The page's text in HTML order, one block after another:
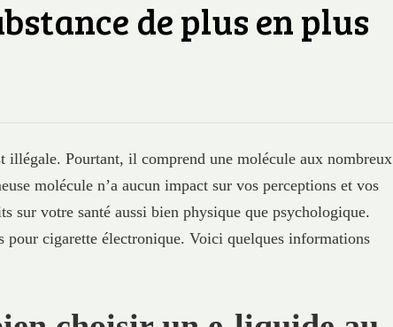
de plus en plus
illégale. Pourtant, il comprend une molécule aux nombreux
molécule n’a aucun impact sur vos perceptions et vos
sur votre santé aussi bien physique que psychologique.
pour cigarette électronique. Voici quelques informations